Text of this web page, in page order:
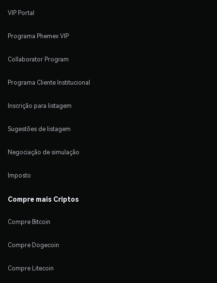
VIP Portal
Programa Phemex VIP
Collaborator Program
Programa Cliente Institucional
Inscrição para listagem
Sugestões de listagem
Negociação de simulação
Imposto
Compre mais Criptos
Compre Bitcoin
Compre Dogecoin
Compre Litecoin